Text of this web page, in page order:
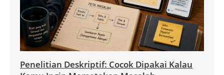
Penelitian Deskriptif: Cocok Dipakai Kalau